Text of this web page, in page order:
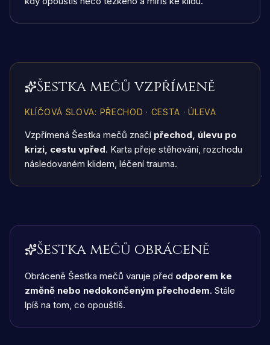
Šestka mečů vzpřímeně
KLÍČOVÁ SLOVA: PŘECHOD · CESTA · ÚLEVA
Vzpřímená Šestka mečů značí přechod, úlevu po
krizi, cestu vpřed. Karta přeje stěhování, rozchodu
následovaném klidem, léčení trauma.
Šestka mečů obráceně
Obráceně Šestka mečů varuje před odporem ke
změně nebo nedokončeným přechodem. Stále
lpíš na tom, co opouštíš.